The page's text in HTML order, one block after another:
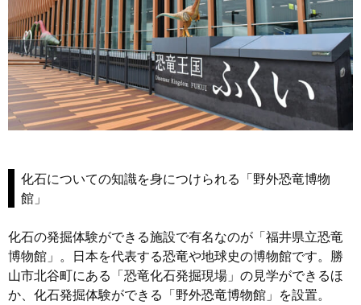
化石についての知識を身につけられる「野外恐竜博物
館」
化石の発掘体験ができる施設で有名なのが「福井県立恐竜
博物館」。日本を代表する恐竜や地球史の博物館です。勝
山市北谷町にある「恐竜化石発掘現場」の見学ができるほ
か、化石発掘体験ができる「野外恐竜博物館」を設置。